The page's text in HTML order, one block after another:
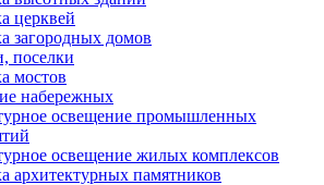
церквей
загородных домов
поселки
мостов
набережных
освещение промышленных
освещение жилых комплексов
архитектурных памятников